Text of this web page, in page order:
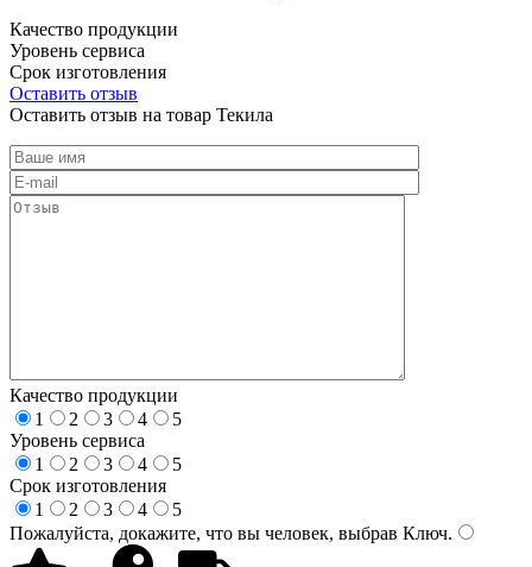
Качество продукции
Уровень сервиса
Срок изготовления
Оставить отзыв
Оставить отзыв на товар Текила
Качество продукции
1
2 3 4
5
Уровень сервиса
1
2 3 4
5
Срок изготовления
1
2 3 4
5
Пожалуйста, докажите, что вы человек, выбрав Ключ.